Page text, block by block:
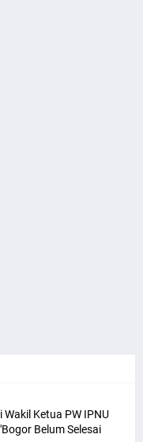
Ketua PW IPNU
Belum Selesai